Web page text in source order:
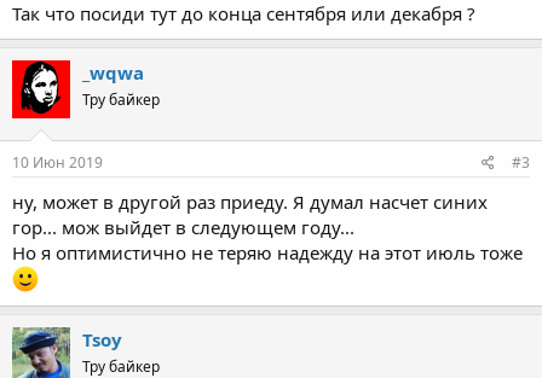
Так что посиди тут до конца сентября или декабря ?
_wqwa
Тру байкер
10 Июн 2019 #3
ну, может в другой раз приеду. Я думал насчет синих
гор... мож выйдет в следующем году...
Но я оптимистично не теряю надежду на этот июль тоже
Tsoy
Тру байкер